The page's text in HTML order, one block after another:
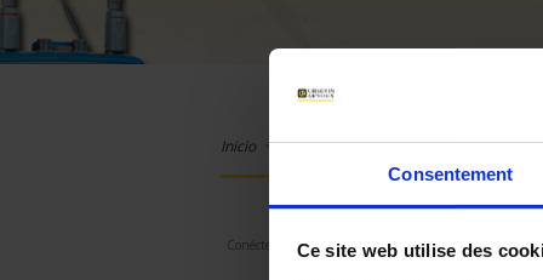
Consentement
Ce site web utilise des
Inicio Productos Chauvin Arnoux
VENTA ONLINE
Conéctese para tener acceso a la venta online.